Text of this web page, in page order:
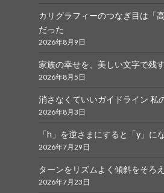
カリグラフィーのつなぎ目は「
だった
2026年8月9日
家族の幸せを、美しい文字で残
2026年8月5日
消さなくていいガイドライン 私
2026年8月3日
「h」を逆さまにすると「y」に
2026年7月29日
ターンをリズムよく傾斜をそろ
2026年7月23日